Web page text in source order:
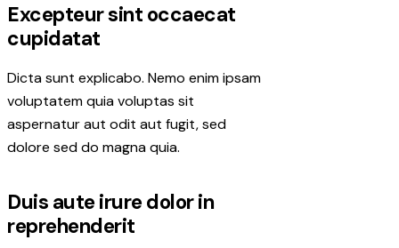
Excepteur sint occaecat
cupidatat
Dicta sunt explicabo. Nemo enim ipsam
voluptatem quia voluptas sit
aspernatur aut odit aut fugit, sed
dolore sed do magna quia.
Duis aute irure dolor in
reprehenderit